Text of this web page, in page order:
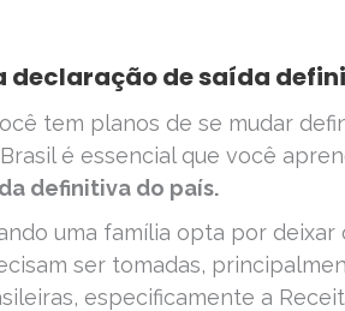
declaração de saída
tem planos de se mudar
é essencial que você
definitiva do país.
uma família opta por deixar
ser tomadas,
especificamente a